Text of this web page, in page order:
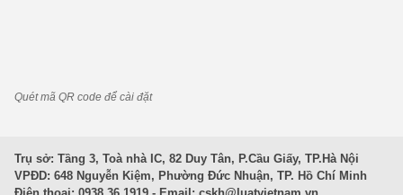
Quét mã QR code để cài đặt
Trụ sở: Tầng 3, Toà nhà IC, 82 Duy Tân, P.Cầu Giấy, TP.Hà Nội
VPĐD: 648 Nguyễn Kiệm, Phường Đức Nhuận, TP. Hồ Chí Minh